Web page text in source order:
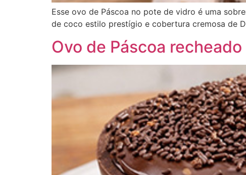
Esse ovo de Páscoa no pote de vidro é uma
de coco estilo prestígio e cobertura cremosa de
Ovo de Páscoa